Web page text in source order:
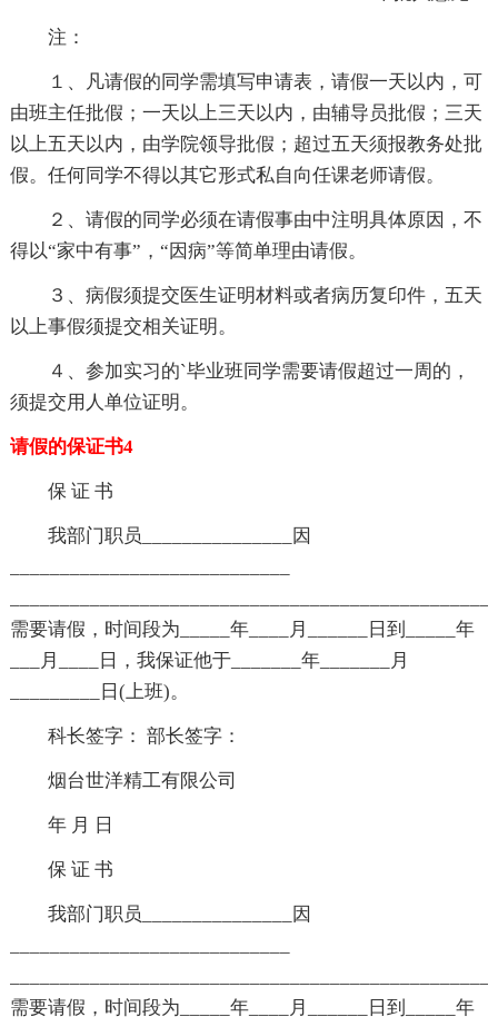
注：
１、凡请假的同学需填写申请表，请假一天以内，可
由班主任批假；一天以上三天以内，由辅导员批假；三天
以上五天以内，由学院领导批假；超过五天须报教务处批
假。任何同学不得以其它形式私自向任课老师请假。
２、请假的同学必须在请假事由中注明具体原因，不
得以“家中有事”，“因病”等简单理由请假。
３、病假须提交医生证明材料或者病历复印件，五天
以上事假须提交相关证明。
４、参加实习的`毕业班同学需要请假超过一周的，
须提交用人单位证明。
请假的保证书4
保 证 书
我部门职员_______________因
需要请假，时间段为_____年____月______日到_____年
___月____日，我保证他于_______年_______月
_________日(上班)。
科长签字： 部长签字：
烟台世洋精工有限公司
年 月 日
保 证 书
我部门职员_______________因
需要请假，时间段为_____年____月______日到_____年